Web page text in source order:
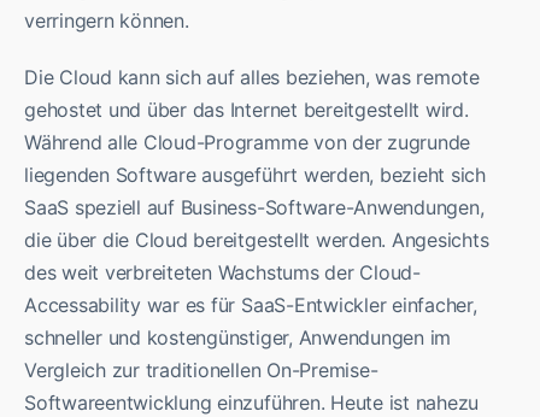
verringern können.
Die Cloud kann sich auf alles beziehen, was remote
gehostet und über das Internet bereitgestellt wird.
Während alle Cloud-Programme von der zugrunde
liegenden Software ausgeführt werden, bezieht sich
SaaS speziell auf Business-Software-Anwendungen,
die über die Cloud bereitgestellt werden. Angesichts
des weit verbreiteten Wachstums der Cloud-
Accessability war es für SaaS-Entwickler einfacher,
schneller und kostengünstiger, Anwendungen im
Vergleich zur traditionellen On-Premise-
Softwareentwicklung einzuführen. Heute ist nahezu